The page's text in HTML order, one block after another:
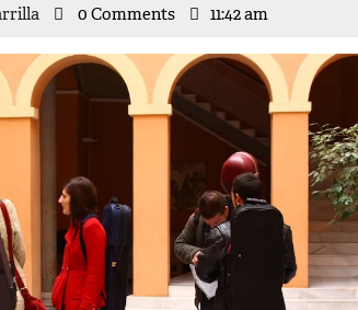
el
Conservatorio
Superior
de
Sevilla
—
Admisión
curso
2011-
Vicente0 Comments 11:42 am